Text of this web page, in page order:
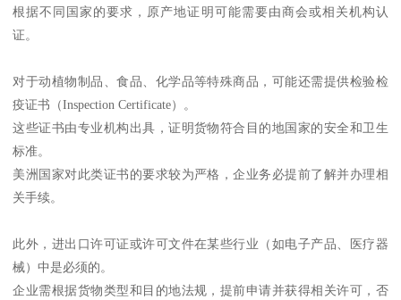
根据不同国家的要求，原产地证明可能需要由商会或相关机构认
证。
对于动植物制品、食品、化学品等特殊商品，可能还需提供检验检
疫证书（Inspection Certificate）。
这些证书由专业机构出具，证明货物符合目的地国家的安全和卫生
标准。
美洲国家对此类证书的要求较为严格，企业务必提前了解并办理相
关手续。
此外，进出口许可证或许可文件在某些行业（如电子产品、医疗器
械）中是必须的。
企业需根据货物类型和目的地法规，提前申请并获得相关许可，否